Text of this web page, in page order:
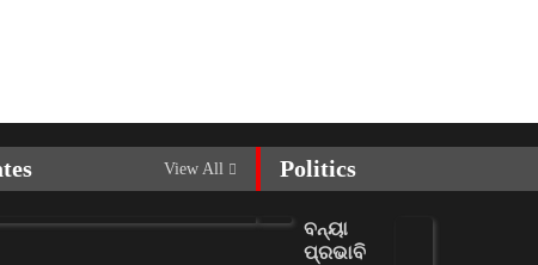
View All Politics
ବନ୍ୟା
ପ୍ରଭାବି